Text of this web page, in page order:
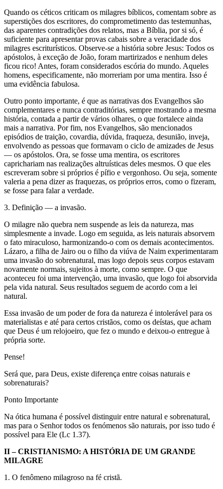
Quando os céticos criticam os milagres bíblicos, comentam sobre as
superstições dos escritores, do comprometimento das testemunhas,
das aparentes contradições dos relatos, mas a Bíblia, por si só, é
suficiente para apresentar provas cabais sobre a veracidade dos
milagres escriturísticos. Observe-se a história sobre Jesus: Todos os
apóstolos, à exceção de João, foram martirizados e nenhum deles
ficou rico! Antes, foram considerados escória do mundo. Aqueles
homens, especificamente, não morreriam por uma mentira. Isso é
uma evidência fabulosa.
Outro ponto importante, é que as narrativas dos Evangelhos são
complementares e nunca contraditórias, sempre mostrando a mesma
história, contada a partir de vários olhares, o que fortalece ainda
mais a narrativa. Por fim, nos Evangelhos, são mencionados
episódios de traição, covardia, dúvida, fraqueza, desunião, inveja,
envolvendo as pessoas que formavam o ciclo de amizades de Jesus
— os apóstolos. Ora, se fosse uma mentira, os escritores
caprichariam nas realizações altruísticas deles mesmos. O que eles
escreveram sobre si próprios é pífio e vergonhoso. Ou seja, somente
valeria a pena dizer as fraquezas, os próprios erros, como o fizeram,
se fosse para falar a verdade.
3. Definição — a invasão.
O milagre não quebra nem suspende as leis da natureza, mas
simplesmente a invade. Logo em seguida, as leis naturais absorvem
o fato miraculoso, harmonizando-o com os demais acontecimentos.
Lázaro, a filha de Jairo ou o filho da viúva de Naim experimentaram
uma invasão do sobrenatural, mas logo depois seus corpos estavam
novamente normais, sujeitos à morte, como sempre. O que
aconteceu foi uma intervenção, uma invasão, que logo foi absorvida
pela vida natural. Seus resultados seguem de acordo com a lei
natural.
Essa invasão de um poder de fora da natureza é intolerável para os
materialistas e até para certos cristãos, como os deístas, que acham
que Deus é um relojoeiro, que fez o mundo e deixou-o entregue à
própria sorte.
Pense!
Será que, para Deus, existe diferença entre coisas naturais e
sobrenaturais?
Ponto Importante
Na ótica humana é possível distinguir entre natural e sobrenatural,
mas para o Senhor todos os fenómenos são naturais, por isso tudo é
possível para Ele (Lc 1.37).
II – CRISTIANISMO: A HISTÓRIA DE UM GRANDE
MILAGRE
1. O fenômeno milagroso na fé cristã.